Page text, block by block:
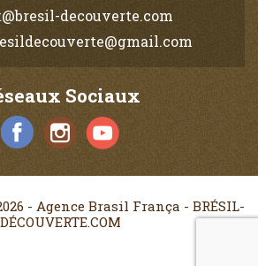
decouverte.com
Sociaux
- Agence Brasil França - BRÉSIL-
DÉCOUVERTE.COM